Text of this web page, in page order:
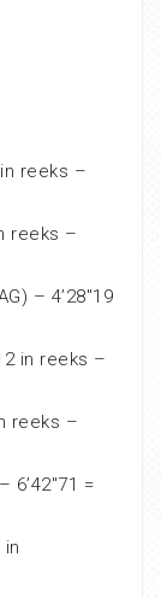
reeks –
reeks –
– 4’28″19
in reeks –
reeks –
6’42″71 =
in